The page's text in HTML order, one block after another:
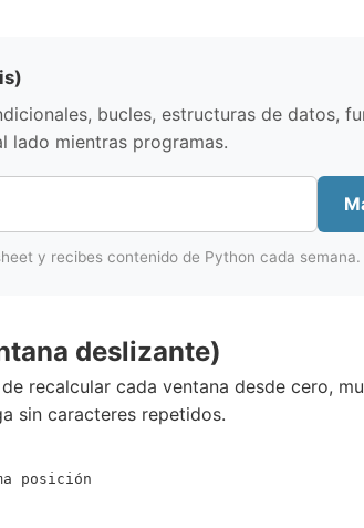
bucles, estructuras de datos,
lado mientras programas.
y recibes contenido de Python cada semana.
deslizante)
recalcular cada ventana desde cero,
sin caracteres repetidos.
posición